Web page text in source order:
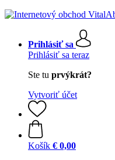
Prihlásiť sa
Prihlásiť sa teraz
Ste tu prvýkrát?
Vytvoriť účet
Košík € 0,00